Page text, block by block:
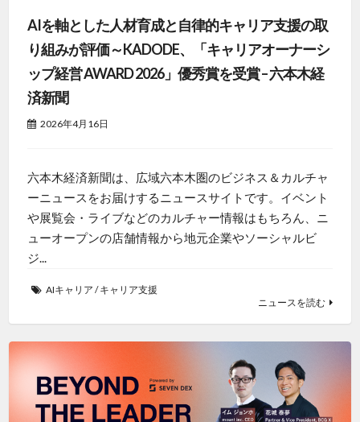
AIを軸とした人材育成と自律的キャリア支援の取
り組みが評価～KADODE、「キャリアオーナーシ
ップ経営 AWARD 2026」優秀賞を受賞 – 六本木経
済新聞
2026年4月16日
六本木経済新聞は、広域六本木圏のビジネス＆カルチャ
ーニュースをお届けするニュースサイトです。イベント
や展覧会・ライブなどのカルチャー情報はもちろん、ニ
ューオープンの店舗情報から地元企業やソーシャルビ
ジ...
AIキャリア /キャリア支援
ニュースを読む